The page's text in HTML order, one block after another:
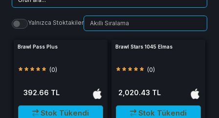
Yalnızca Stoktakiler
Brawl Pass Plus
(0)
392.66 TL
Stok Tükendi
Brawl Stars 1045 Elmas
(0)
2,020.43 TL
Stok Tükendi